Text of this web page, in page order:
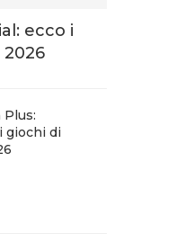
ecco i
giochi di